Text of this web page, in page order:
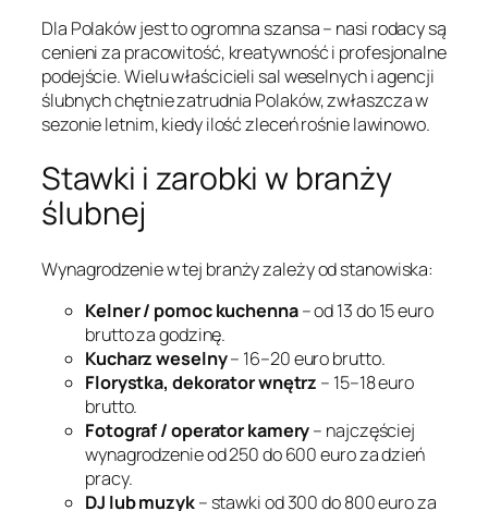
Dla Polaków jest to ogromna szansa – nasi rodacy są
cenieni za pracowitość, kreatywność i profesjonalne
podejście. Wielu właścicieli sal weselnych i agencji
ślubnych chętnie zatrudnia Polaków, zwłaszcza w
sezonie letnim, kiedy ilość zleceń rośnie lawinowo.
Stawki i zarobki w branży
ślubnej
Wynagrodzenie w tej branży zależy od stanowiska:
Kelner / pomoc kuchenna– od 13 do 15 euro
brutto za godzinę.
Kucharz weselny– 16–20 euro brutto.
Florystka, dekorator wnętrz – 15–18 euro
brutto.
Fotograf / operator kamery– najczęściej
wynagrodzenie od 250 do 600 euro za dzień
pracy.
DJ lub muzyk– stawki od 300 do 800 euro za